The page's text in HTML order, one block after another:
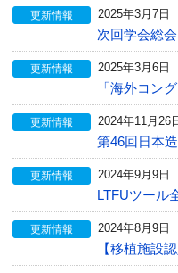
更新情報 2025年3月7日
次回学会総
更新情報 2025年3月6日
「海外コン
更新情報 2024年11月26
第46回日本
更新情報 2024年9月9日
LTFUツール
更新情報 2024年8月9日
【移植施設